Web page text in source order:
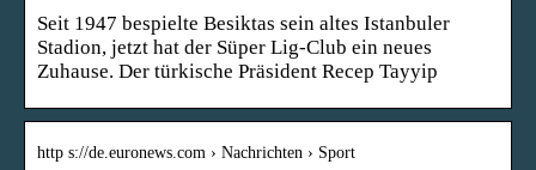
Seit 1947 bespielte Besiktas sein altes Istanbuler
Stadion, jetzt hat der Süper Lig-Club ein neues
Zuhause. Der türkische Präsident Recep Tayyip
http s://de.euronews.com › Nachrichten › Sport